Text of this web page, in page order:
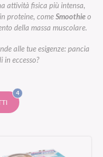
attività fisica più intensa,
proteine, comeSmoothieo
della massa muscolare.
alle tue esigenze: pancia
eccesso?
4FILTRI
SELEZIONATI